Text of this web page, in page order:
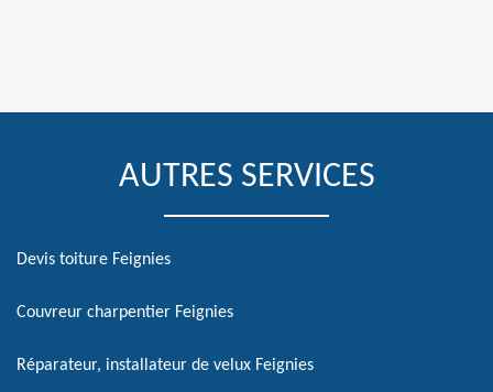
AUTRES SERVICES
Devis toiture Feignies
Couvreur charpentier Feignies
Réparateur, installateur de velux Feignies